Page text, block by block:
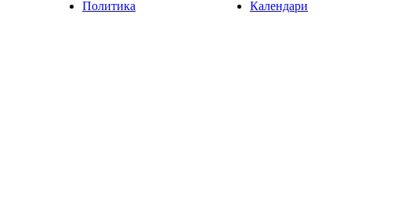
Политика
Календари